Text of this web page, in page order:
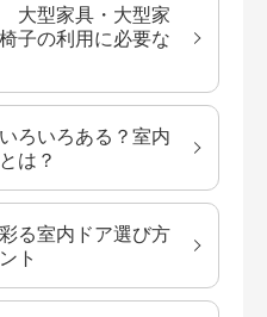
大型家具・大型家
子の利用に必要な
ろいろある？室内
は？
る室内ドア選び方
ト